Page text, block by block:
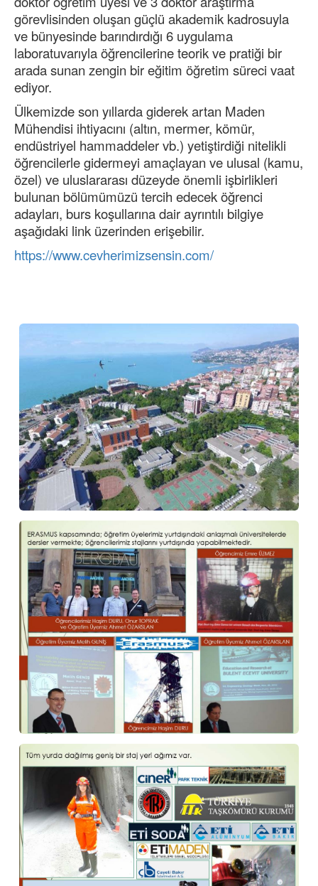
görevlisinden oluşan güçlü akademik kadrosuyla
ve bünyesinde barındırdığı 6 uygulama
laboratuvarıyla öğrencilerine teorik ve pratiği bir
arada sunan zengin bir eğitim öğretim süreci vaat
ediyor.
Ülkemizde son yıllarda giderek artan Maden
Mühendisi ihtiyacını (altın, mermer, kömür,
endüstriyel hammaddeler vb.) yetiştirdiği nitelikli
öğrencilerle gidermeyi amaçlayan ve ulusal (kamu,
özel) ve uluslararası düzeyde önemli işbirlikleri
bulunan bölümümüzü tercih edecek öğrenci
adayları, burs koşullarına dair ayrıntılı bilgiye
aşağıdaki link üzerinden erişebilir.
https://www.cevherimizsensin.com/